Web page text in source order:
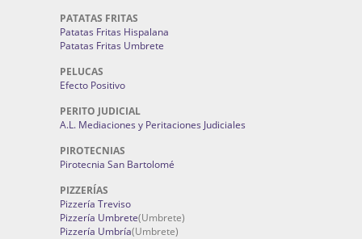
PATATAS FRITAS
Patatas Fritas Hispalana
Patatas Fritas Umbrete
PELUCAS
Efecto Positivo
PERITO JUDICIAL
A.L. Mediaciones y Peritaciones Judiciales
PIROTECNIAS
Pirotecnia San Bartolomé
PIZZERÍAS
Pizzería Treviso
Pizzería Umbrete(Umbrete)
Pizzería Umbría(Umbrete)